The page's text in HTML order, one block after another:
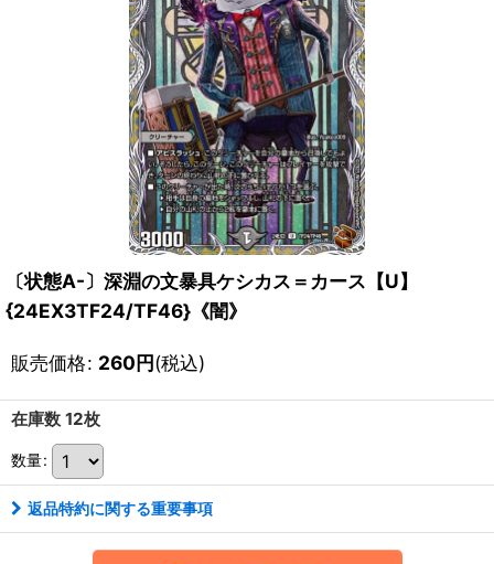
〔状態A-〕深淵の文暴具ケシカス＝カース【U】
{24EX3TF24/TF46}《闇》
販売価格: 260円(税込)
在庫数 12枚
数量:
返品特約に関する重要事項